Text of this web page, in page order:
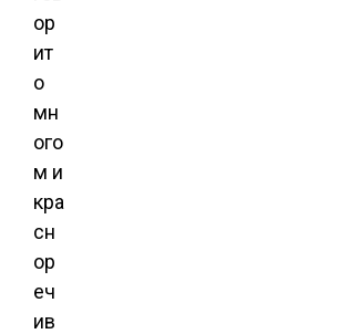
ор
ит
о
мн
ого
м и
кра
сн
ор
еч
ив